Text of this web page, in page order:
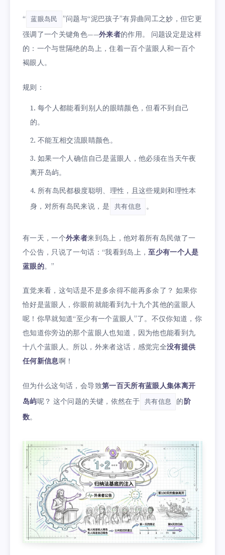
“ 蓝眼岛民
”问题与“泥巴孩子”有异曲同工之妙，但它更
强调了一个关键角色——外来者的作用。 问题设定是这样
的：一个与世隔绝的岛上，住着一百个蓝眼人和一百个
褐眼人。
规则：
每个人都能看到别人的眼睛颜色，但看不到自己
的。
不能互相交流眼睛颜色。
如果一个人确信自己是蓝眼人，他必须在当天午夜
离开岛屿。
所有岛民都极度聪明、理性，且这些规则和理性本
身，对所有岛民来说，是
共有信息 。
有一天，一个外来者来到岛上，他对着所有岛民做了一
个公告，只说了一句话：“我看到岛上，至少有一个人是
蓝眼的。”
直觉来看，这句话是不是多余得不能再多余了？ 如果你
恰好是蓝眼人，你眼前就能看到九十九个其他的蓝眼人
呢！你早就知道“至少有一个蓝眼人”了。不仅你知道，你
也知道你旁边的那个蓝眼人也知道，因为他也能看到九
十八个蓝眼人。所以，外来者这话，感觉完全没有提供
任何新信息啊！
但为什么这句话，会导致第一百天所有蓝眼人集体离开
岛屿呢？ 这个问题的关键，依然在于 共有信息 的 阶
数。